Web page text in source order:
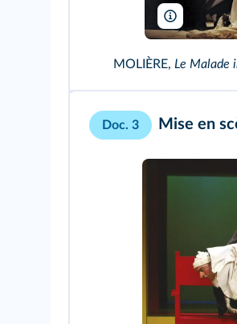
P. Victor/
MOLIÈRE, Le Malade
Doc. 3 Mise en